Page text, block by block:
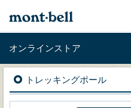
オンラインストア
トレッキングポール